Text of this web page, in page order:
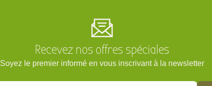
Recevez nos offres spéciales
Soyez le premier informé en vous inscrivant à la newsletter